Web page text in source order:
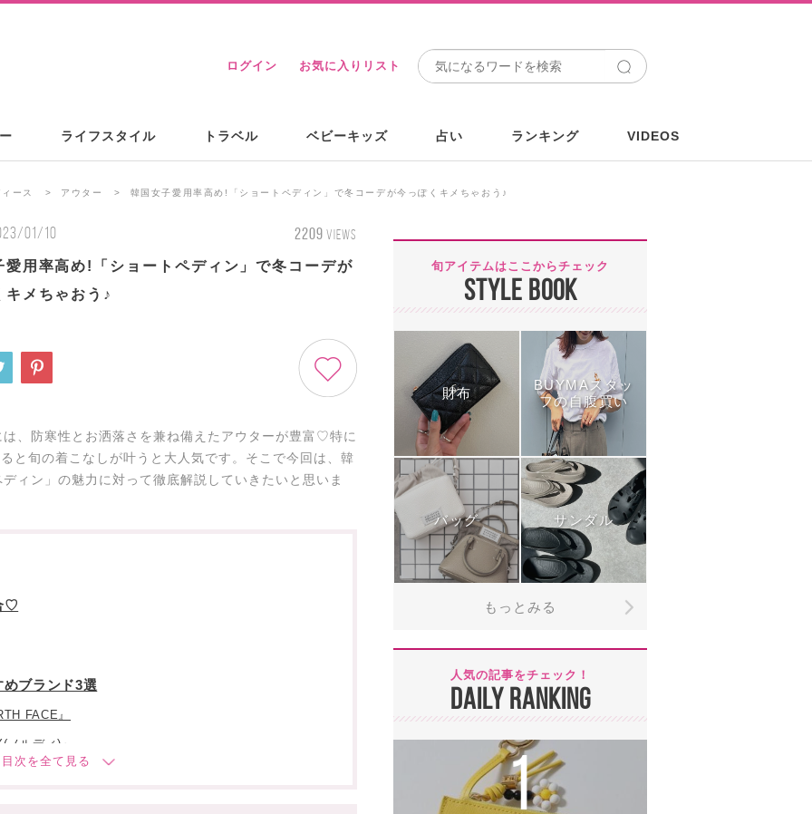
ログイン お気に入りリスト
ライフスタイル トラベル ベビーキッズ 占い ランキング VIDEOS
ース アウター 韓国女子愛用率高め!「ショートペディン」で冬コーデが今っぽくキメちゃおう♪
01/10 2209 VIEWS
愛用率高め!「ショートペディン」で冬コーデが
キメちゃおう♪
、防寒性とお洒落さを兼ね備えたアウターが豊富♡特に
と旬の着こなしが叶うと大人気です。そこで今回は、韓
ィン」の魅力に対って徹底解説していきたいと思いま
♡
ブランド3選
FACE』
ルディ)』
旬アイテムはここからチェック
STYLE BOOK
財布
BUYMAスタッ
フの自腹買い
バッグ サンダル
もっとみる
人気の記事をチェック！
DAILY RANKING
1